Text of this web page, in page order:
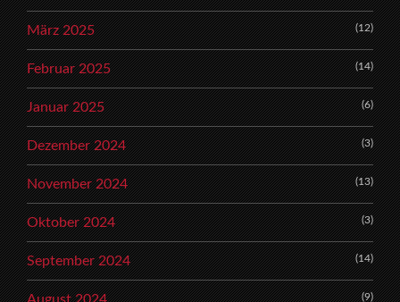
März 2025 (12)
Februar 2025 (14)
Januar 2025 (6)
Dezember 2024 (3)
November 2024 (13)
Oktober 2024 (3)
September 2024 (14)
(9)